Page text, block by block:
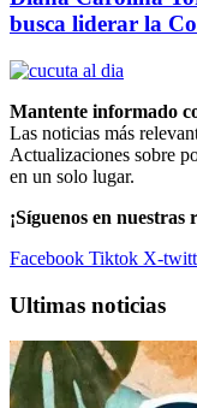
busca liderar la
Mantente informado
Las noticias más
Actualizaciones sobre
en un solo lugar.
¡Síguenos en
Facebook Tiktok X-
Ultimas noticias